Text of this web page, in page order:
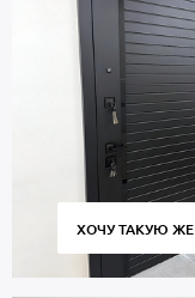
ХОЧУ ТАКУЮ ЖЕ